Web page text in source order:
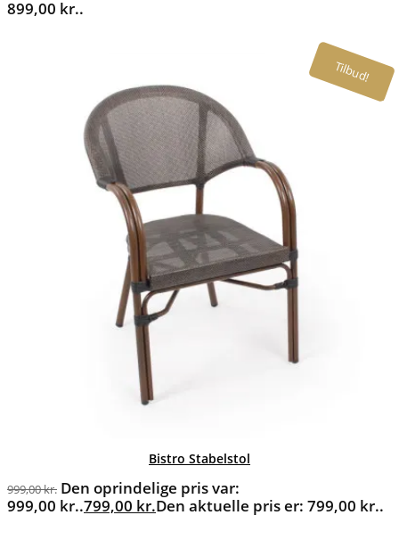
899,00 kr..
Tilbud!
Bistro Stabelstol
999,00kr. Den oprindelige pris var:
999,00 kr..799,00 kr.Den aktuelle pris er: 799,00 kr..